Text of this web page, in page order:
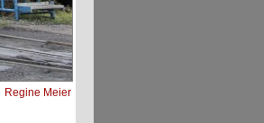
Regine Meier